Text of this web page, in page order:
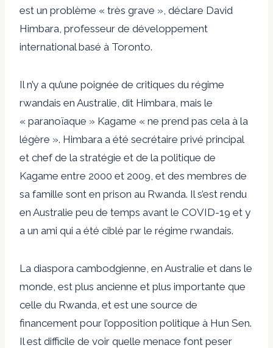
est un problème « très grave », déclare David
Himbara, professeur de développement
international basé à Toronto.
Il n’y a qu’une poignée de critiques du régime
rwandais en Australie, dit Himbara, mais le
« paranoïaque » Kagame « ne prend pas cela à la
légère ». Himbara a été secrétaire privé principal
et chef de la stratégie et de la politique de
Kagame entre 2000 et 2009, et des membres de
sa famille sont en prison au Rwanda. Il s’est rendu
en Australie peu de temps avant le COVID-19 et y
a un ami qui a été ciblé par le régime rwandais.
La diaspora cambodgienne, en Australie et dans le
monde, est plus ancienne et plus importante que
celle du Rwanda, et est une source de
financement pour l’opposition politique à Hun Sen.
Il est difficile de voir quelle menace font peser